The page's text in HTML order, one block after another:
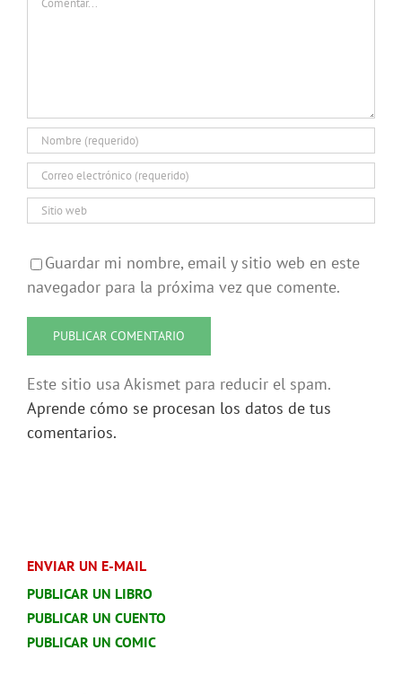
Guardar mi nombre, email y sitio web en este
navegador para la próxima vez que comente.
Este sitio usa Akismet para reducir el spam.
Aprende cómo se procesan los datos de tus
comentarios.
ENVIAR UN E-MAIL
PUBLICAR UN LIBRO
PUBLICAR UN CUENTO
PUBLICAR UN COMIC